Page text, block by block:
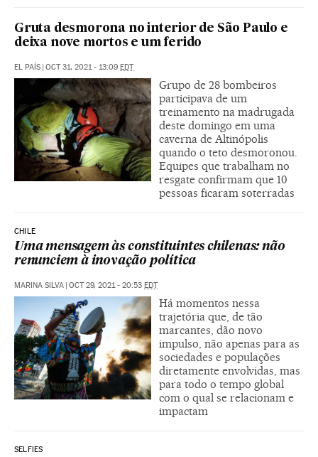
Gruta desmorona no interior de São Paulo e
deixa nove mortos e um ferido
EL PAÍS OCT 31, 2021 - 13:09 EDT
Grupo de 28 bombeiros
participava de um
treinamento na madrugada
deste domingo em uma
caverna de Altinópolis
quando o teto desmoronou.
Equipes que trabalham no
resgate confirmam que 10
pessoas ficaram soterradas
CHILE
Uma mensagem às constituintes chilenas: não
renunciem à inovação política
MARINA SILVA OCT 29, 2021 - 20:53 EDT
Há momentos nessa
trajetória que, de tão
marcantes, dão novo
impulso, não apenas para as
sociedades e populações
diretamente envolvidas, mas
para todo o tempo global
com o qual se relacionam e
impactam
SELFIES